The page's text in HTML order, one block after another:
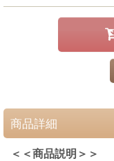
商品詳細
＜＜商品説明＞＞